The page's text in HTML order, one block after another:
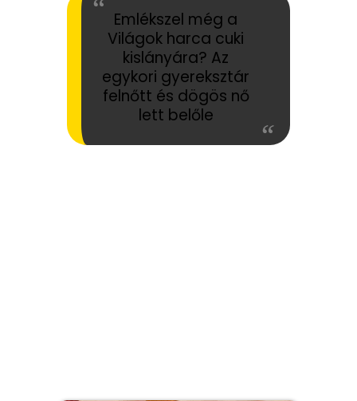
Emlékszel még a
Világok harca cuki
kislányára? Az
egykori gyereksztár
felnőtt és dögös nő
lett belőle